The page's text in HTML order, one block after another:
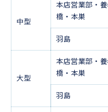
中型
本店営業部・
橋・本巣
羽島
大型
本店営業部・
橋・本巣
羽島